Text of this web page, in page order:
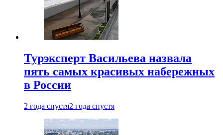
Турэксперт Васильева назвала
пять самых красивых набережных
в России
2 года спустя2 года спустя